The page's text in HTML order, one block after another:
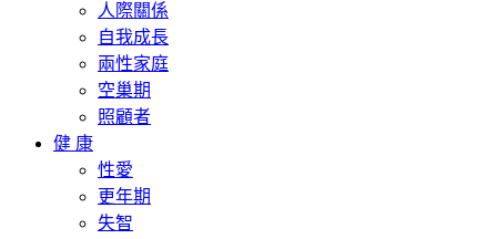
人際關係
自我成長
兩性家庭
空巢期
照顧者
健 康
性愛
更年期
失智